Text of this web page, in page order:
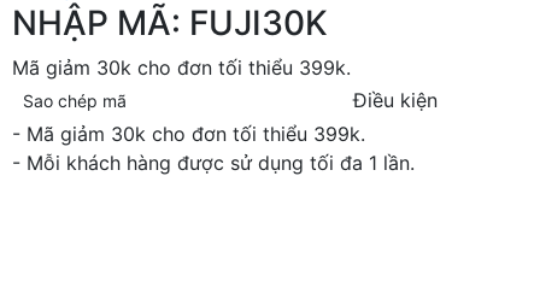
NHẬP MÃ: FUJI30K
Mã giảm 30k cho đơn tối thiểu 399k.
Sao chép mã
Điều kiện
- Mã giảm 30k cho đơn tối thiểu 399k.
- Mỗi khách hàng được sử dụng tối đa 1 lần.